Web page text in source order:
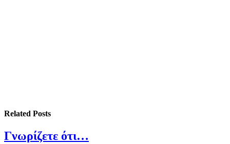
Related Posts
Γνωρίζετε ότι…